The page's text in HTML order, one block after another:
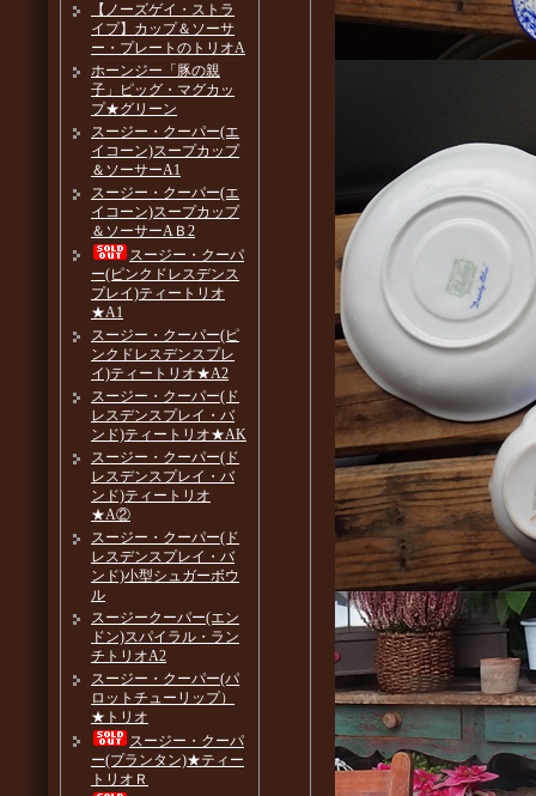
【ノーズゲイ・ストラ
イプ】カップ＆ソーサ
ー・プレートのトリオA
ホーンジー「豚の親
子」ピッグ・マグカッ
プ★グリーン
スージー・クーパー(エ
イコーン)スープカップ
＆ソーサーA1
スージー・クーパー(エ
イコーン)スープカップ
＆ソーサーAＢ2
スージー・クーパ
ー(ピンクドレスデンス
プレイ)ティートリオ
★A1
スージー・クーパー(ピ
ンクドレスデンスプレ
イ)ティートリオ★A2
スージー・クーパー(ド
レスデンスプレイ・バ
ンド)ティートリオ★AK
スージー・クーパー(ド
レスデンスプレイ・バ
ンド)ティートリオ
★A②
スージー・クーパー(ド
レスデンスプレイ・バ
ンド)小型シュガーボウ
ル
スージークーパー(エン
ドン)スパイラル・ラン
チトリオA2
スージー・クーパー(パ
ロットチューリップ）
★トリオ
スージー・クーパ
ー(プランタン)★ティー
トリオＲ